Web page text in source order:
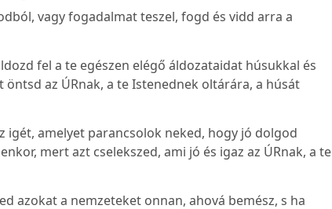
vagy fogadalmat teszel, fogd és vidd arra a
fel a te egészen elégő áldozataidat húsukkal és
az ÚRnak, a te Istenednek oltárára, a húsát
igét, amelyet parancsolok neked, hogy jó dolgod
mert azt cselekszed, ami jó és igaz az ÚRnak, a te
azokat a nemzeteket onnan, ahová bemész, s ha